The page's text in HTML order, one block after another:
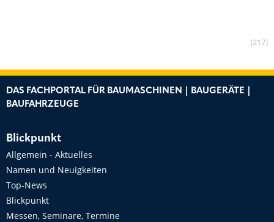
[217]
DAS FACHPORTAL FÜR BAUMASCHINEN | BAUGERÄTE |
BAUFAHRZEUGE
Blickpunkt
Allgemein - Aktuelles
Namen und Neuigkeiten
Top-News
Blickpunkt
Messen, Seminare, Termine